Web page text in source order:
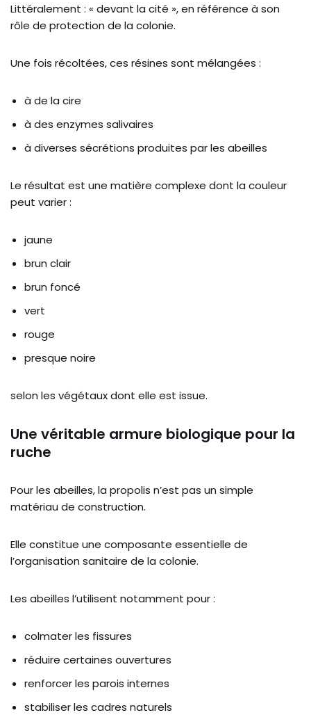
Littéralement : « devant la cité », en référence à son
rôle de protection de la colonie.
Une fois récoltées, ces résines sont mélangées :
à de la cire
à des enzymes salivaires
à diverses sécrétions produites par les abeilles
Le résultat est une matière complexe dont la couleur
peut varier :
jaune
brun clair
brun foncé
vert
rouge
presque noire
selon les végétaux dont elle est issue.
Une véritable armure biologique pour la
ruche
Pour les abeilles, la propolis n’est pas un simple
matériau de construction.
Elle constitue une composante essentielle de
l’organisation sanitaire de la colonie.
Les abeilles l’utilisent notamment pour :
colmater les fissures
réduire certaines ouvertures
renforcer les parois internes
stabiliser les cadres naturels